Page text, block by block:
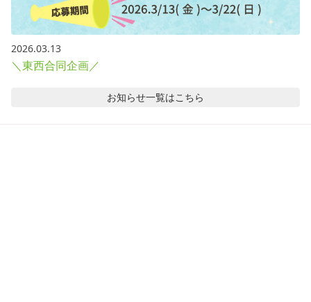
2026.03.13
＼東西合同企画／
お知らせ一覧はこちら